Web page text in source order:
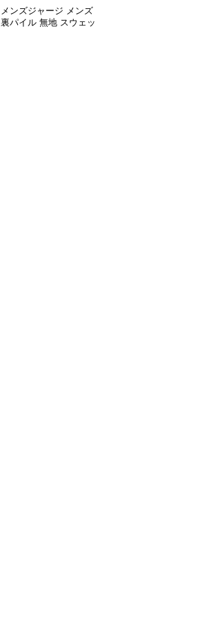
メンズジャージ メンズ
裏パイル 無地 スウェッ